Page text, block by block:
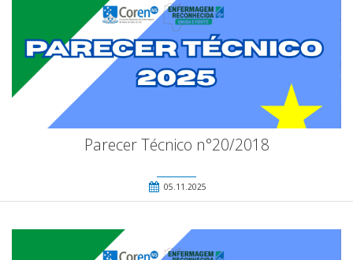
Parecer Técnico n°20/2018
05.11.2025